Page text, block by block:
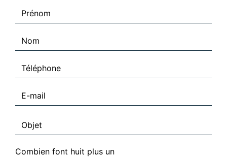
Combien font huit plus un